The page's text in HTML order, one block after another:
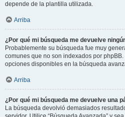
depende de la plantilla utilizada.
Arriba
¿Por qué mi búsqueda me devuelve
Probablemente su búsqueda fue muy
comunes que no son indexados por
opciones disponibles en la búsqueda
Arriba
¿Por qué mi búsqueda me devuelve una
La búsqueda devolvió demasiados